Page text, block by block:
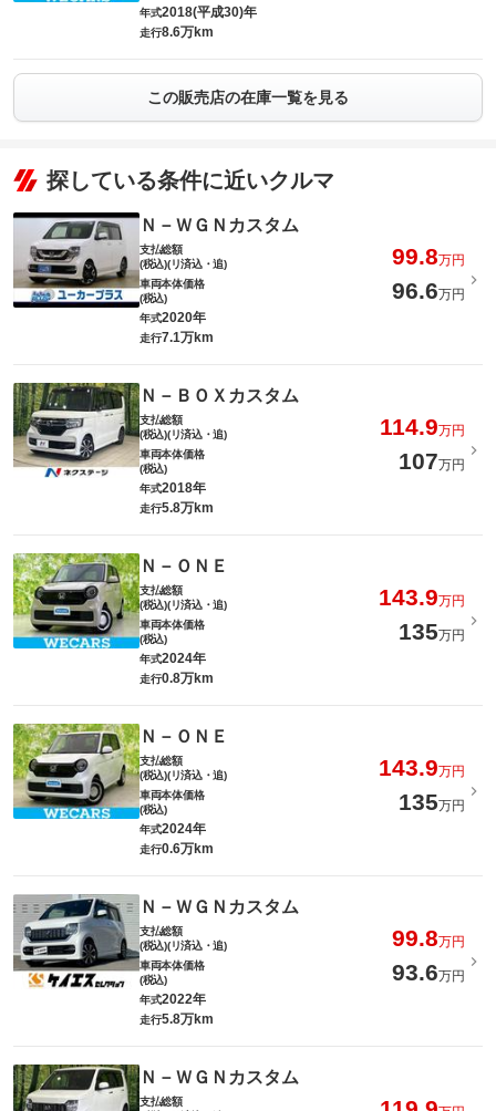
年式2018(平成30)年
走行8.6万km
この販売店の在庫一覧を見る
探している条件に近いクルマ
Ｎ－ＷＧＮカスタム
支払総額
(税込)(リ済込・追)
99.8万円
車両本体価格
(税込)
96.6万円
年式2020年
走行7.1万km
Ｎ－ＢＯＸカスタム
支払総額
(税込)(リ済込・追)
114.9万円
車両本体価格
(税込)
107万円
年式2018年
走行5.8万km
Ｎ－ＯＮＥ
支払総額
(税込)(リ済込・追)
143.9万円
車両本体価格
(税込)
135万円
年式2024年
走行0.8万km
Ｎ－ＯＮＥ
支払総額
(税込)(リ済込・追)
143.9万円
車両本体価格
(税込)
135万円
年式2024年
走行0.6万km
Ｎ－ＷＧＮカスタム
支払総額
(税込)(リ済込・追)
99.8万円
車両本体価格
(税込)
93.6万円
年式2022年
走行5.8万km
Ｎ－ＷＧＮカスタム
支払総額